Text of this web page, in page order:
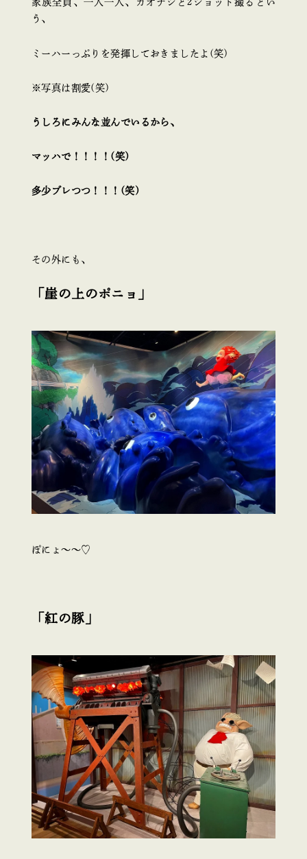
家族全員、一人一人、カオナシと2ショット撮るとい
う、
ミーハーっぷりを発揮しておきましたよ(笑)
※写真は割愛(笑)
うしろにみんな並んでいるから、
マッハで！！！！(笑)
多少ブレつつ！！！(笑)
その外にも、
「崖の上のポニョ」
ぽにょ～～♡
「紅の豚」